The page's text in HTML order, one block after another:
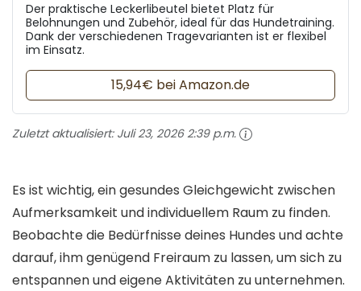
Der praktische Leckerlibeutel bietet Platz für
Belohnungen und Zubehör, ideal für das Hundetraining.
Dank der verschiedenen Tragevarianten ist er flexibel
im Einsatz.
15,94€ bei Amazon.de
Zuletzt aktualisiert: Juli 23, 2026 2:39 p.m.
Es ist wichtig, ein gesundes Gleichgewicht zwischen
Aufmerksamkeit und individuellem Raum zu finden.
Beobachte die Bedürfnisse deines Hundes und achte
darauf, ihm genügend Freiraum zu lassen, um sich zu
entspannen und eigene Aktivitäten zu unternehmen.